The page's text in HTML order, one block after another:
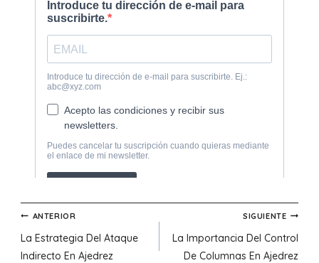
Navegación
de
ANTERIOR
La Estrategia Del Ataque
Indirecto En Ajedrez
SIGUIENTE
La Importancia Del Control
De Columnas En Ajedrez